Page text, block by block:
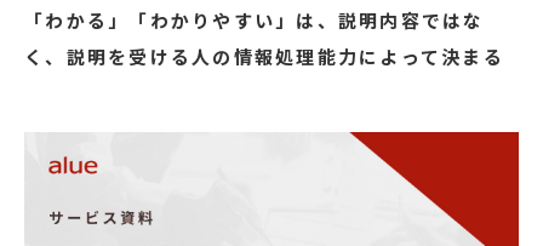
「わかる」「わかりやすい」は、説明内容ではな
く、説明を受ける人の情報処理能力によって決まる